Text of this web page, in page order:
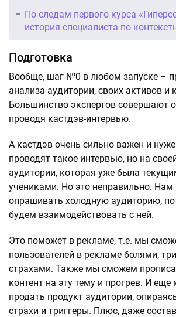
По следам первого курса
история специалиста по
Подготовка
Вообще, шаг №0 в любом запуске –
анализа аудитории, своих активов и
Большинство экспертов совершают
проводя кастдэв-интервью.
А кастдэв очень сильно важен и
проводят такое интервью, но на
аудитории, которая уже была
учениками. Но это неправильно.
опрашивать холодную аудиторию,
будем взаимодействовать с ней.
Это поможет в рекламе, т.е. мы
пользователей в рекламе болями,
страхами. Также мы сможем
контент на эту тему и прогрев. И
продать продукт аудитории,
страхи и триггеры. Плюс, даже